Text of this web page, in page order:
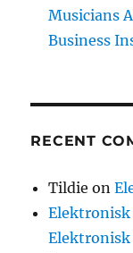
Musicians
Business
RECENT
Tildie on